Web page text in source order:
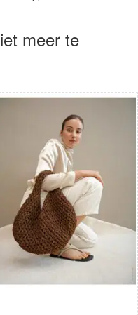
meer te